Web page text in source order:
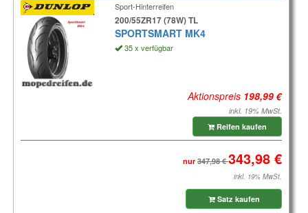
Sport-Hinterreifen
200/55ZR17 (78W) TL
SPORTSMART MK4
35 x verfügbar
Aktionspreis
inkl. 19% MwSt.
Reifen kaufen
nur
inkl. 19% MwSt.
Satz kaufen